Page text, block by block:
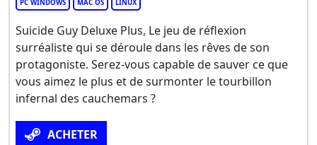
PC WINDOWS MAC OS LINUX
Suicide Guy Deluxe Plus, Le jeu de réflexion
surréaliste qui se déroule dans les rêves de son
protagoniste. Serez-vous capable de sauver ce que
vous aimez le plus et de surmonter le tourbillon
infernal des cauchemars ?
ACHETER